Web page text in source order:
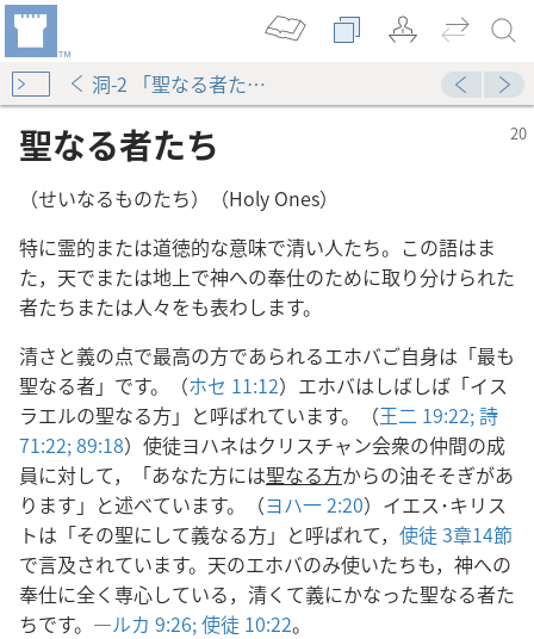
洞-2 「聖なる者たち」
聖なる者たち
（せいなるものたち）（Holy Ones）
特に霊的または道徳的な意味で清い人たち。この語はま
た，天でまたは地上で神への奉仕のために取り分けられた
者たちまたは人々をも表わします。
清さと義の点で最高の方であられるエホバご自身は「最も
聖なる者」です。（ホセ 11:12）エホバはしばしば「イス
ラエルの聖なる方」と呼ばれています。（王二 19:22;詩
71:22;89:18）使徒ヨハネはクリスチャン会衆の仲間の成
員に対して，「あなた方には聖なる方からの油そそぎがあ
ります」と述べています。（ヨハ一 2:20）イエス･キリス
トは「その聖にして義なる方」と呼ばれて， 使徒 3章14節
で言及されています。天のエホバのみ使いたちも，神への
奉仕に全く専心している，清くて義にかなった聖なる者た
ちです。―ルカ 9:26;使徒 10:22。